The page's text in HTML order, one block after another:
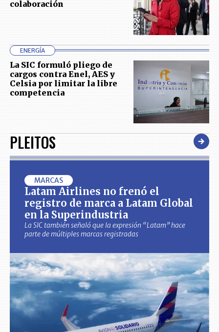
colaboración
ENERGÍA
La SIC formuló pliego de
cargos contra Enel, AES y
Celsia por limitar la libre
competencia
PLEITOS
MARCAS
Latam Airlines no frenó el
registro de marca a Latam Global
en la Superindustria
La SIC también señaló que la expresión “Latam” hace
parte de múltiples marcas registradas